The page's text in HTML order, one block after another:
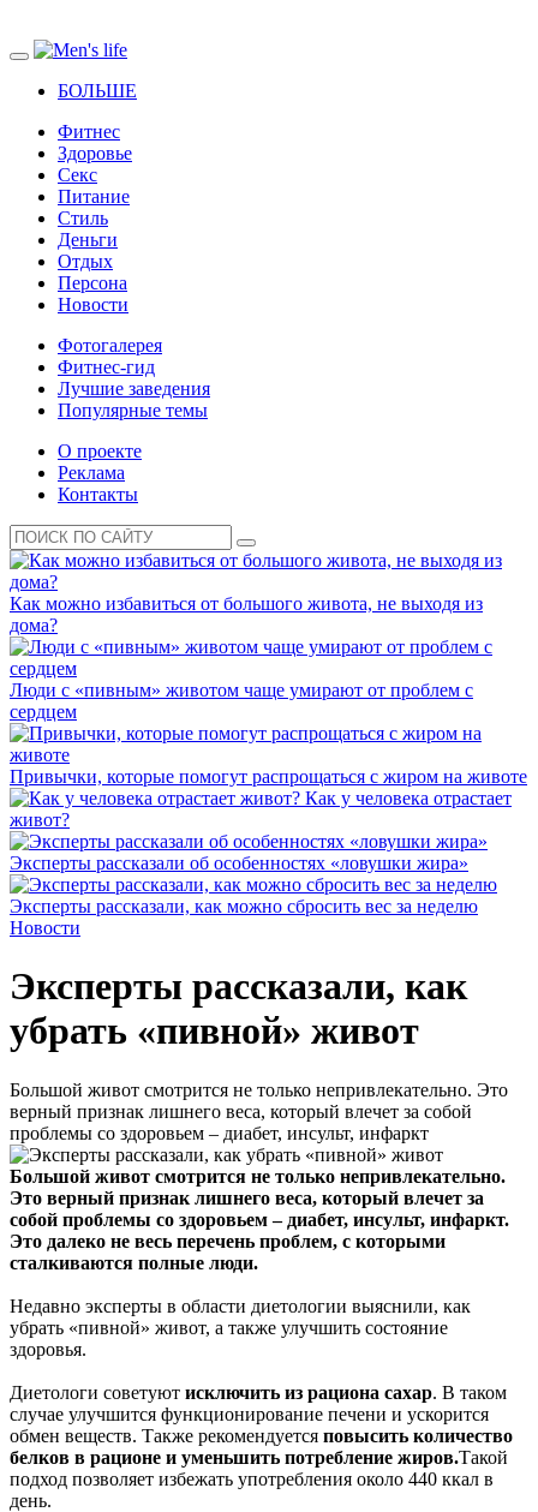
БОЛЬШЕ
Фитнес
Здоровье
Секс
Питание
Стиль
Деньги
Отдых
Персона
Новости
Фотогалерея
Фитнес-гид
Лучшие заведения
Популярные темы
О проекте
Реклама
Контакты
Как можно избавиться от большого живота, не выходя из
дома?
Люди с «пивным» животом чаще умирают от проблем с
сердцем
Привычки, которые помогут распрощаться с жиром на животе
Как у человека отрастает
живот?
Эксперты рассказали об особенностях «ловушки жира»
Эксперты рассказали, как можно сбросить вес за неделю
Новости
Эксперты рассказали, как
убрать «пивной» живот
Большой живот смотрится не только непривлекательно. Это
верный признак лишнего веса, который влечет за собой
проблемы со здоровьем – диабет, инсульт, инфаркт
Большой живот смотрится не только непривлекательно.
Это верный признак лишнего веса, который влечет за
собой проблемы со здоровьем – диабет, инсульт, инфаркт.
Это далеко не весь перечень проблем, с которыми
сталкиваются полные люди.
Недавно эксперты в области диетологии выяснили, как
убрать «пивной» живот, а также улучшить состояние
здоровья.
Диетологи советуют исключить из рациона сахар. В таком
случае улучшится функционирование печени и ускорится
обмен веществ. Также рекомендуется повысить количество
белков в рационе и уменьшить потребление жиров.Такой
подход позволяет избежать употребления около 440 ккал в
день.